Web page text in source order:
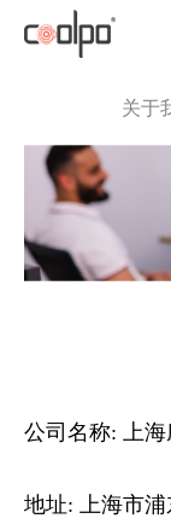
关于
公司名称: 上海
地址: 上海市浦